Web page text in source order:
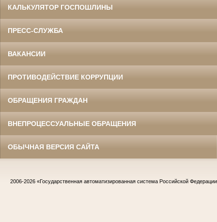
КАЛЬКУЛЯТОР ГОСПОШЛИНЫ
ПРЕСС-СЛУЖБА
ВАКАНСИИ
ПРОТИВОДЕЙСТВИЕ КОРРУПЦИИ
ОБРАЩЕНИЯ ГРАЖДАН
ВНЕПРОЦЕССУАЛЬНЫЕ ОБРАЩЕНИЯ
ОБЫЧНАЯ ВЕРСИЯ САЙТА
2006-2026 «Государственная автоматизированная система Российской